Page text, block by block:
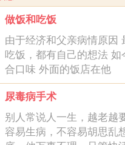
做饭和吃饭
由于经济和父亲病情原因
吃饭，都有自己的想法
合口味 外面的饭店在他
尿毒病手术
别人常说人一生，越老越
容易生病，不容易胡思乱